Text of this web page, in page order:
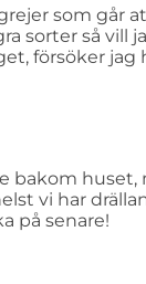
som går
sorter så vill
försöker jag
huset,
vi har
på senare!